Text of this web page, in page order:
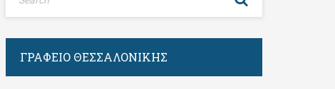
ΓΡΑΦΕΊΟ ΘΕΣΣΑΛΟΝΊΚΗΣ